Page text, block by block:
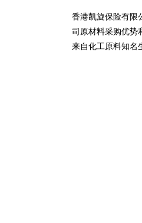
香港凯旋保险有限
司原材料采购优势
来自化工原料知名